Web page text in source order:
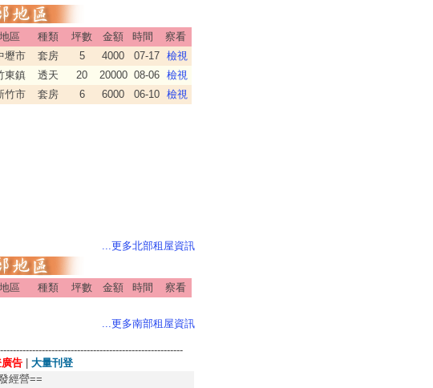
地區 種類 坪數 金額 時間
察看
壢市 套房 5 4000 07-17
檢視
東鎮 透天 20 20000 08-06
檢視
竹市 套房 6 6000 06-10 檢視
...更多北部租屋資訊
地區 種類 坪數 金額 時間 察看
...更多南部租屋資訊
告| 大量刊登
經營==